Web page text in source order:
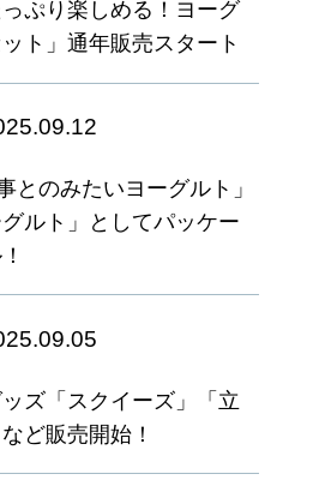
っぷり楽しめる！ヨーグ
ト」通年販売スタート
とのみたいヨーグルト」
ルト」としてパッケー
ズ「スクイーズ」「立
ど販売開始！